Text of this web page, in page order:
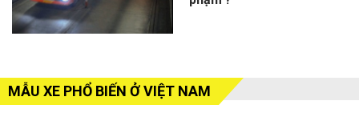
MẪU XE PHỔ BIẾN Ở VIỆT NAM